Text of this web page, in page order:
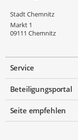
Stadt Chemnitz
Markt 1
09111 Chemnitz
Service
Beteiligungsportal
Seite empfehlen